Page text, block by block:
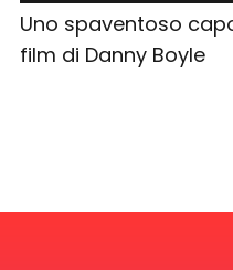
Uno spaventoso
film di Danny Boyle